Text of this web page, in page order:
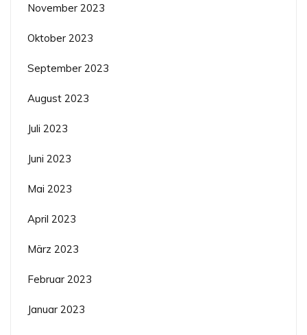
November 2023
Oktober 2023
September 2023
August 2023
Juli 2023
Juni 2023
Mai 2023
April 2023
März 2023
Februar 2023
Januar 2023